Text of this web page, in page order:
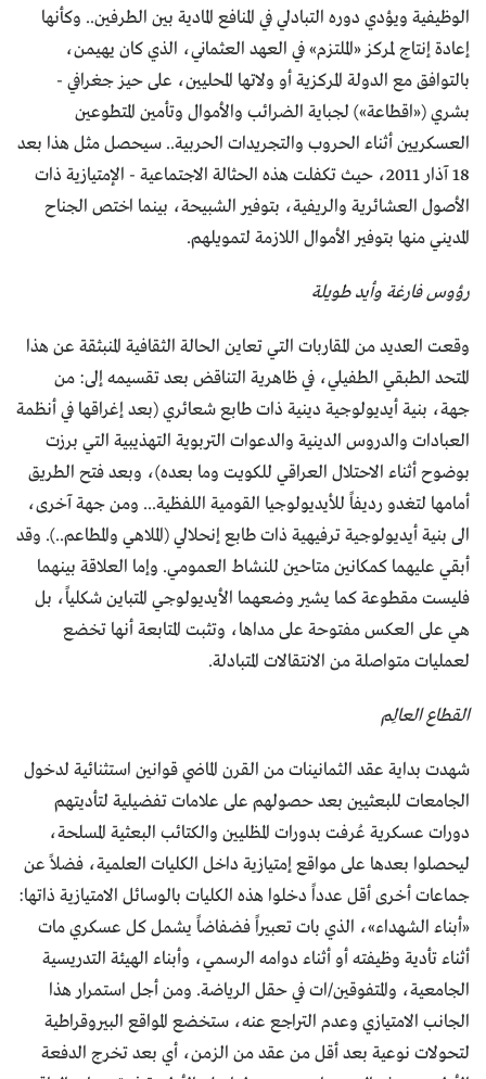
الوظيفية ويؤدي دوره التبادلي في المنافع المادية بين الطرفين.. وكأنها
إعادة إنتاج لمركز «الملتزم» في العهد العثماني، الذي كان يهيمن،
بالتوافق مع الدولة المركزية أو ولاتها المحليين، على حيز جغرافي -
بشري («اقطاعة») لجباية الضرائب والأموال وتأمين المتطوعين
العسكريين أثناء الحروب والتجريدات الحربية.. سيحصل مثل هذا بعد
18 آذار 2011، حيث تكفلت هذه الحثالة الاجتماعية - الإمتيازية ذات
الأصول العشائرية والريفية، بتوفير الشبيحة، بينما اختص الجناح
المديني منها بتوفير الأموال اللازمة لتمويلهم.
رؤوس فارغة وأيد طويلة
وقعت العديد من المقاربات التي تعاين الحالة الثقافية المنبثقة عن هذا
المتحد الطبقي الطفيلي، في ظاهرية التناقض بعد تقسيمه إلى: من
جهة، بنية أيديولوجية دينية ذات طابع شعائري (بعد إغراقها في أنظمة
العبادات والدروس الدينية والدعوات التربوية التهذيبية التي برزت
بوضوح أثناء الاحتلال العراقي للكويت وما بعده)، وبعد فتح الطريق
أمامها لتغدو رديفاً للأيديولوجيا القومية اللفظية... ومن جهة آخرى،
الى بنية أيديولوجية ترفيهية ذات طابع إنحلالي (الملاهي والمطاعم..). وقد
أبقي عليهما كمكانين متاحين للنشاط العمومي. وإما العلاقة بينهما
فليست مقطوعة كما يشير وضعهما الأيديولوجي المتباين شكلياً، بل
هي على العكس مفتوحة على مداها، وتثبت المتابعة أنها تخضع
لعمليات متواصلة من الانتقالات المتبادلة.
القطاع العالِم
شهدت بداية عقد الثمانينات من القرن الماضي قوانين استثنائية لدخول
الجامعات للبعثيين بعد حصولهم على علامات تفضيلية لتأديتهم
دورات عسكرية عُرفت بدورات المظليين والكتائب البعثية المسلحة،
ليحصلوا بعدها على مواقع إمتيازية داخل الكليات العلمية، فضلاً عن
جماعات أخرى أقل عدداً دخلوا هذه الكليات بالوسائل الامتيازية ذاتها:
«أبناء الشهداء»، الذي بات تعبيراً فضفاضاً يشمل كل عسكري مات
أثناء تأدية وظيفته أو أثناء دوامه الرسمي، وأبناء الهيئة التدريسية
الجامعية، والمتفوقين/ات في حقل الرياضة. ومن أجل استمرار هذا
الجانب الامتيازي وعدم التراجع عنه، ستخضع المواقع البيروقراطية
لتحولات نوعية بعد أقل من عقد من الزمن، أي بعد تخرج الدفعة